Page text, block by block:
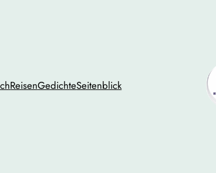
ReisenGedichteSeitenblick